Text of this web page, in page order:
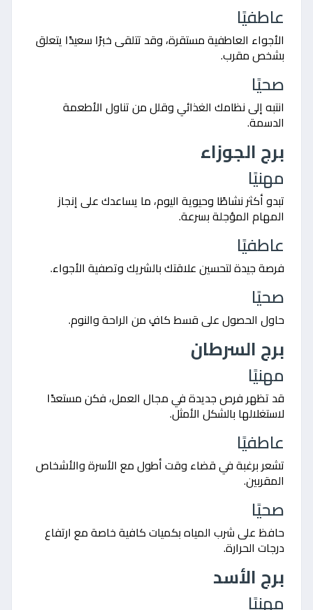
عاطفيًا
الأجواء العاطفية مستقرة، وقد تتلقى خبرًا سعيدًا يتعلق
بشخص مقرب.
صحيًا
انتبه إلى نظامك الغذائي وقلل من تناول الأطعمة
الدسمة.
برج الجوزاء
مهنيًا
تبدو أكثر نشاطًا وحيوية اليوم، ما يساعدك على إنجاز
المهام المؤجلة بسرعة.
عاطفيًا
فرصة جيدة لتحسين علاقتك بالشريك وتصفية الأجواء.
صحيًا
حاول الحصول على قسط كافٍ من الراحة والنوم.
برج السرطان
مهنيًا
قد تظهر فرص جديدة في مجال العمل، فكن مستعدًا
لاستغلالها بالشكل الأمثل.
عاطفيًا
تشعر برغبة في قضاء وقت أطول مع الأسرة والأشخاص
المقربين.
صحيًا
حافظ على شرب المياه بكميات كافية خاصة مع ارتفاع
درجات الحرارة.
برج الأسد
مهنيًا